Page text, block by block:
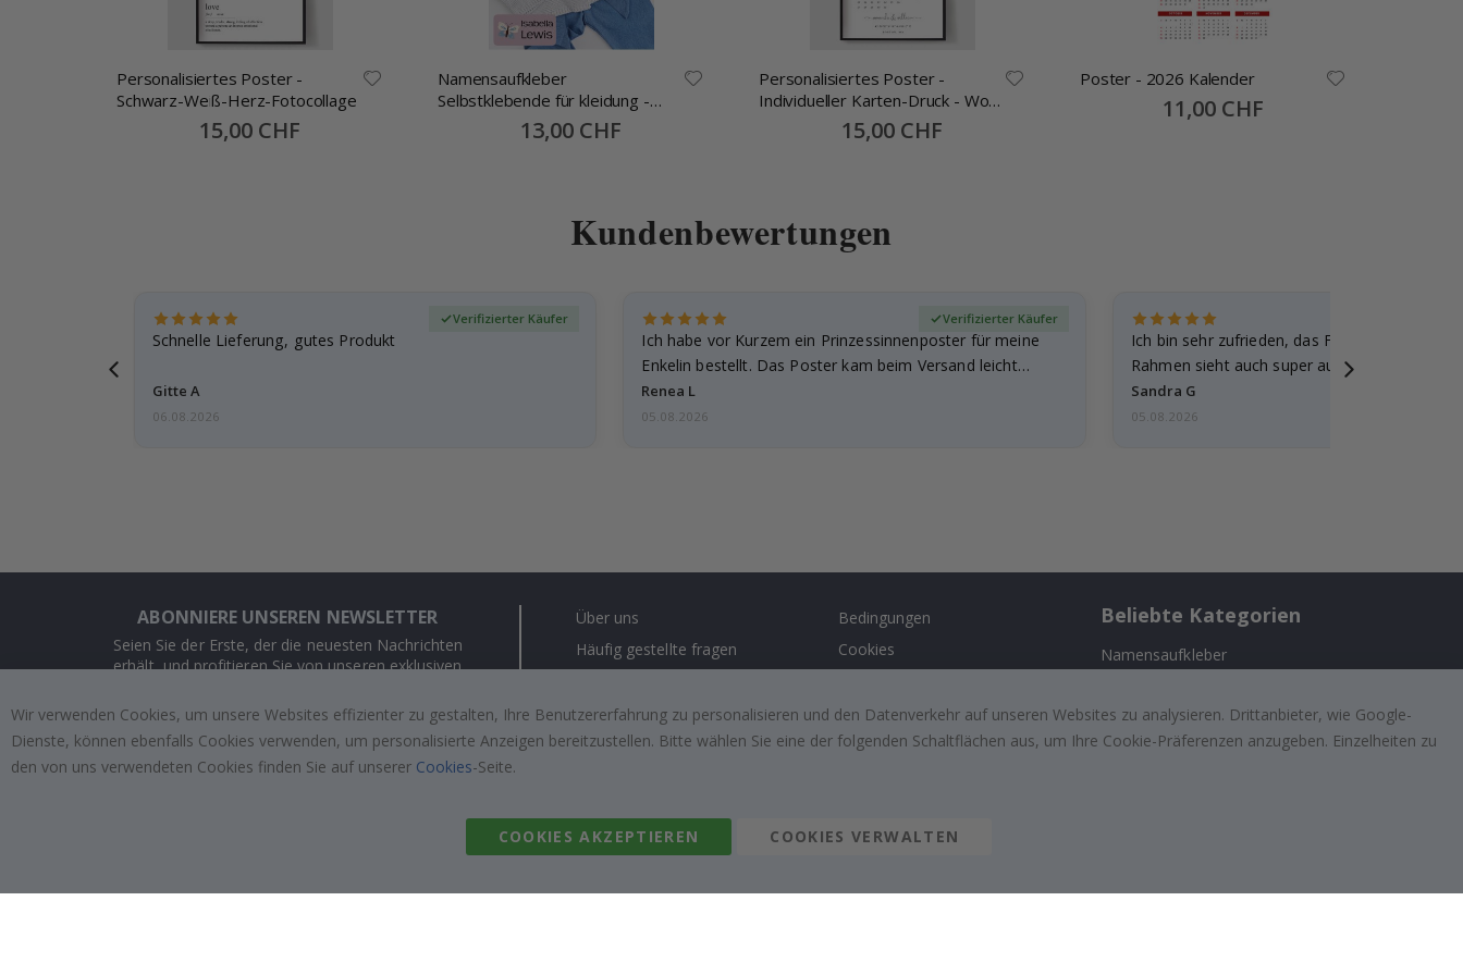
Personalisiertes Poster -
Schwarz-Weiß-Herz-Fotocollage
Special
Price
15,00 CHF
Namensaufkleber
Selbstklebende für kleidung -
30x13mm -70 Stck
Special
Price
13,00 CHF
Personalisiertes Poster -
Individueller Karten-Druck - Wo
alles begannSpecial
Price
15,00 CHF
Poster - 2026 Kalender
Special
Price
11,00 CHF
Kundenbewertungen
Schnelle Lieferung, gutes Produkt
Gitte A
Verifizierter Käufer
06.08.2026
Ich habe vor Kurzem ein Prinzessinnenposter für meine
Enkelin bestellt. Das Poster kam beim Versand leicht
beschädigt…
Renea L
Verifizierter Käufer
05.08.2026
Ich bin sehr zufrieden, das Foto ist toll
Rahmen sieht auch super aus. Die Lieferung
außerdem…
Sandra G
05.08.2026
ABONNIERE UNSEREN NEWSLETTER
Seien Sie der Erste, der die neuesten Nachrichten
erhält, und profitieren Sie von unseren exklusiven
ABONNIEREN
Über uns
Häufig gestellte fragen
Kontakt
Arbeiten sie mit uns zusammen!
Bedingungen
Cookies
#yesnamly
Recht zu stornieren
Beliebte Kategorien
Namensaufkleber
Fliesenaufkleber
Poster
Wir verwenden Cookies, um unsere Websites effizienter zu gestalten, Ihre Benutzererfahrung zu personalisieren und den Datenverkehr auf unseren Websites zu analysieren. Drittanbieter, wie Google-
Dienste, können ebenfalls Cookies verwenden, um personalisierte Anzeigen bereitzustellen. Bitte wählen Sie eine der folgenden Schaltflächen aus, um Ihre Cookie-Präferenzen anzugeben. Einzelheiten zu
den von uns verwendeten Cookies finden Sie auf unserer Cookies-Seite.
COOKIES AKZEPTIEREN COOKIES VERWALTEN